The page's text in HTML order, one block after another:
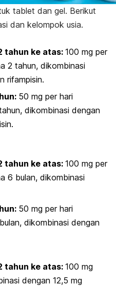
tablet dan gel. Berikut
dan kelompok usia.
tahun ke atas: 100 mg per
2 tahun, dikombinasi
rifampisin.
50 mg per hari
dikombinasi dengan
tahun ke atas: 100 mg per
6 bulan, dikombinasi
50 mg per hari
dikombinasi dengan
tahun ke atas: 100 mg
dengan 12,5 mg